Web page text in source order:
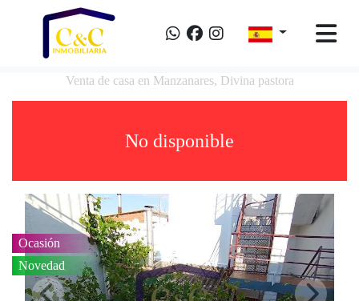
Venta de casa en Manzanares, Divina pastora
No disponible
Ocasión
Novedad